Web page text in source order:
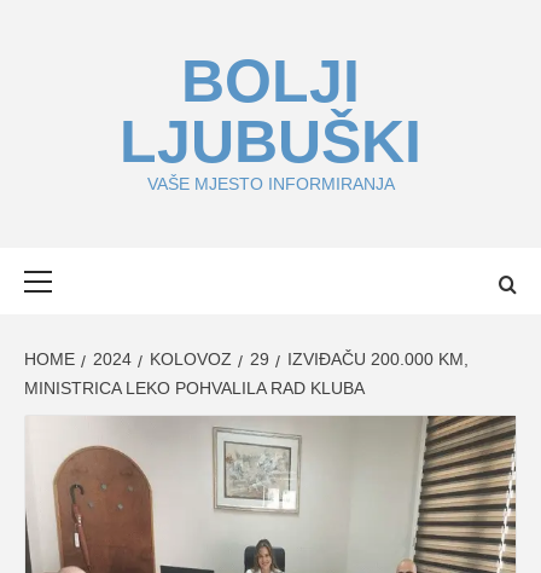
BOLJI
LJUBUŠKI
VAŠE MJESTO INFORMIRANJA
HOME 2024 KOLOVOZ 29
IZVIĐAČU 200.000 KM,
MINISTRICA LEKO POHVALILA RAD KLUBA